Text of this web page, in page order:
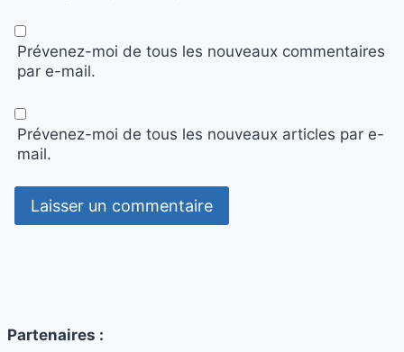
Prévenez-moi de tous les nouveaux commentaires
par e-mail.
Prévenez-moi de tous les nouveaux articles par e-
mail.
Partenaires :